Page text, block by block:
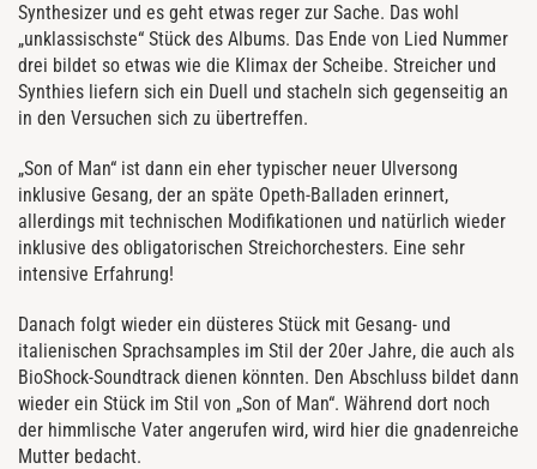
Synthesizer und es geht etwas reger zur Sache. Das wohl
„unklassischste“ Stück des Albums. Das Ende von Lied Nummer
drei bildet so etwas wie die Klimax der Scheibe. Streicher und
Synthies liefern sich ein Duell und stacheln sich gegenseitig an
in den Versuchen sich zu übertreffen.
„Son of Man“ ist dann ein eher typischer neuer Ulversong
inklusive Gesang, der an späte Opeth-Balladen erinnert,
allerdings mit technischen Modifikationen und natürlich wieder
inklusive des obligatorischen Streichorchesters. Eine sehr
intensive Erfahrung!
Danach folgt wieder ein düsteres Stück mit Gesang- und
italienischen Sprachsamples im Stil der 20er Jahre, die auch als
BioShock-Soundtrack dienen könnten. Den Abschluss bildet dann
wieder ein Stück im Stil von „Son of Man“. Während dort noch
der himmlische Vater angerufen wird, wird hier die gnadenreiche
Mutter bedacht.